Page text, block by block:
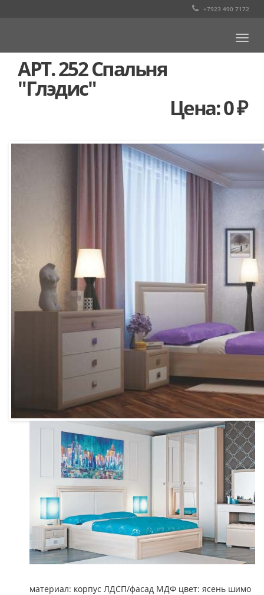
+7923 490 7172
АРТ. 252 Спальня
"Глэдис"
Цена: 0 ₽
материал: корпус ЛДСП/фасад МДФ цвет: ясень шимо